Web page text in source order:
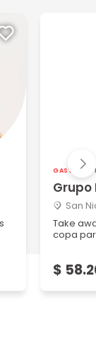
San
Take
copa
$